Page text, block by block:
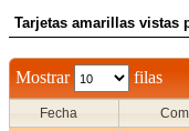
Tarjetas amarillas vistas
Mostrar filas
Fecha